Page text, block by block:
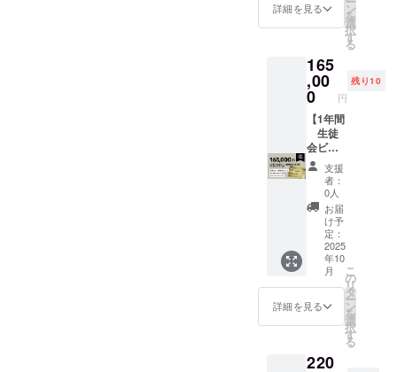
Service
” をテー
ミツバ
チから
の学び
を社会
に実装
する活
動を
行って
いま
す。 都
市養蜂
を軸
に、企
業向け
の環境
リュー
の提供
に加
究者や
アー
す。
チケッ
頂くこ
とで発
送させ
て頂き
ます。
チケッ
トに記
載の
メール
でやり
取りを
させて
頂きま
す。 ・
記念T
シャツ1
枚プレ
ゼン
M, L カ
頃の平
開催
（日程
は決ま
りまし
たらご
報告し
ます）
・場
所：東
京都世
田谷区
池尻2-
home/w
village
110 ・
支援者
費：支
ル 平
日限定
10% off
生学生
証＋オ
リジナ
ルス
テッ
カー
※平日の
営業時
間内限
定で
タップ
ルーム
のクラ
フト
ビール
を表示
価格の
10%割
引でお
飲み頂
す。
詳細を見る ン
を
選
択
す
る
165
,00
0 円
残り10
【1年間
生徒
会ビー
ル副委
員長就
任権】
1年間
平日限
定 パイ
ント1杯
ご提供/
日＋第
１期生
学生証
＋オリ
ジナル
カー ・
支援
者：
0人
お届
け予
定：
2025
年10
月
詳細を見る
こ
の
リ
タ
ー
ン
を
選
択
す
る
220